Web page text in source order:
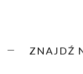
ZNAJDŹ